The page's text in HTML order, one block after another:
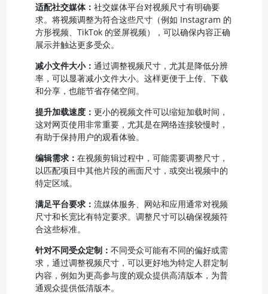
适配社交媒体： 社交媒体平台对视频尺寸有明确要
求。将视频调整为符合这些尺寸（例如 Instagram 的
方形视频、TikTok 的竖屏视频），可以确保内容正确
展示并触达更多受众。
减小文件大小： 通过调整视频尺寸，尤其是降低分辨
率，可以显著减小文件大小。这样更便于上传、下载
和分享，也能节省存储空间。
提升加载速度： 更小的视频文件可以缩短加载时间，
这对网页使用非常重要，尤其是在网络连接较慢时，
有助于保持用户的观看体验。
编辑需求： 在视频剪辑过程中，可能需要调整尺寸，
以匹配项目中其他片段的画面尺寸，或突出视频中的
特定区域。
满足平台要求： 流媒体服务、网站和应用通常对视频
尺寸和长宽比有特定要求。调整尺寸可以确保视频符
合这些标准。
针对不同受众定制： 不同受众可能有不同的偏好或需
求，通过调整视频尺寸，可以更好地为特定人群定制
内容，例如为更高参与度的观众提供高清版本，为普
通观众提供低清版本。